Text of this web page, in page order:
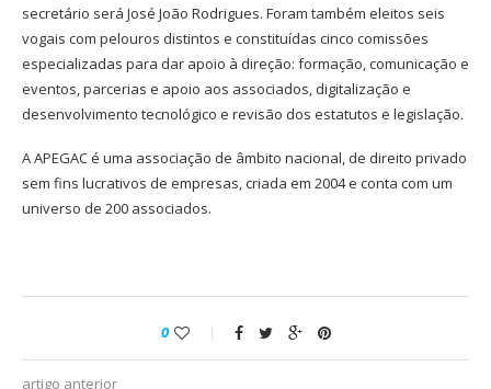
secretário será José João Rodrigues. Foram também eleitos seis
vogais com pelouros distintos e constituídas cinco comissões
especializadas para dar apoio à direção: formação, comunicação e
eventos, parcerias e apoio aos associados, digitalização e
desenvolvimento tecnológico e revisão dos estatutos e legislação.
A APEGAC é uma associação de âmbito nacional, de direito privado
sem fins lucrativos de empresas, criada em 2004 e conta com um
universo de 200 associados.
0
artigo anterior